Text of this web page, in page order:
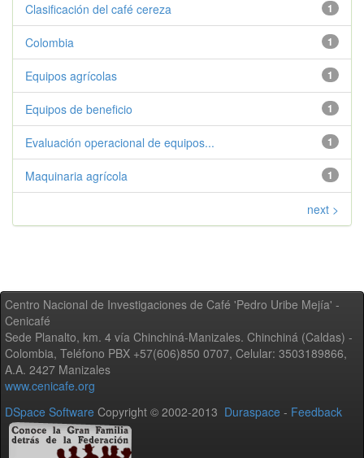
1
Clasificación del café cereza
1
Colombia
1
Equipos agrícolas
1
Equipos de beneficio
1
Evaluación operacional de equipos...
1
Maquinaria agrícola
next >
Centro Nacional de Investigaciones de Café 'Pedro Uribe Mejía' -
Cenicafé
Sede Planalto, km. 4 vía Chinchiná-Manizales. Chinchiná (Caldas) -
Colombia, Teléfono PBX +57(606)850 0707, Celular: 3503189866,
A.A. 2427 Manizales
www.cenicafe.org
DSpace Software Copyright © 2002-2013 Duraspace - Feedback